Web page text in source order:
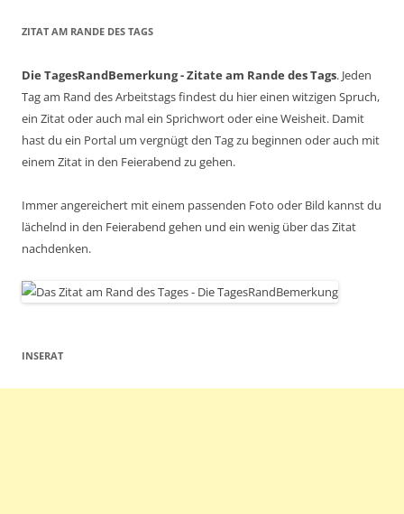
ZITAT AM RANDE DES TAGS
Die TagesRandBemerkung - Zitate am Rande des Tags. Jeden
Tag am Rand des Arbeitstags findest du hier einen witzigen Spruch,
ein Zitat oder auch mal ein Sprichwort oder eine Weisheit. Damit
hast du ein Portal um vergnügt den Tag zu beginnen oder auch mit
einem Zitat in den Feierabend zu gehen.
Immer angereichert mit einem passenden Foto oder Bild kannst du
lächelnd in den Feierabend gehen und ein wenig über das Zitat
nachdenken.
INSERAT